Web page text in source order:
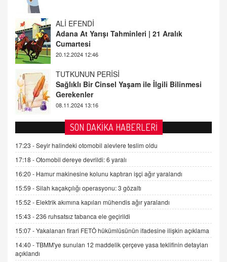
TUTKUNUN PERİSİ
Sağlıklı Bir Cinsel Yaşam ile İlgili Bilinmesi
Gerekenler
08.11.2024 13:16
FARUK ÖNALAN
Tezkere Onaylanmasaydı…
2 Kasım 2021 Salı 00:11
AV. DOĞAN CAN DOĞAN
Kişisel verilerin korunması ve dijital hukukun
gelişimi
SEHER EREK
Kış Ayları Geldi, Hangi Önlemler Alınmalı?
9.12.2025 10:11
İNCİ GÜL AKÖL
Trump Keşke Adana'yı da Ziyaret Etse...
06.07.2026 13:00
SON DAKİKA HABERLERİ
17:23 -Seyir halindeki otomobil alevlere teslim oldu
17:18 -Otomobil dereye devrildi: 6 yaralı
16:20 - Hamur makinesine kolunu kaptıran işçi ağır yaralandı
15:59 -Silah kaçakçılığı operasyonu: 3 gözaltı
15:52 - Elektrik akımına kapılan mühendis ağır yaralandı
15:43 -236 ruhsatsız tabanca ele geçirildi
15:07 -Yakalanan firari FETÖ hükümlüsünün ifadesine ilişkin açıklama
14:40 -TBMM'ye sunulan 12 maddelik çerçeve yasa teklifinin detayları
açıklandı